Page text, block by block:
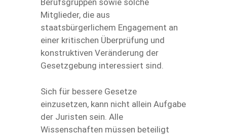
Berufsgruppen sowie solche
Mitglieder, die aus
staatsbürgerlichem Engagement an
einer kritischen Überprüfung und
konstruktiven Veränderung der
Gesetzgebung interessiert sind.
Sich für bessere Gesetze
einzusetzen, kann nicht allein Aufgabe
der Juristen sein. Alle
Wissenschaften müssen beteiligt